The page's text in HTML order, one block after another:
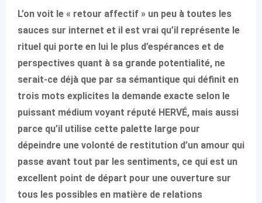
L’on voit le « retour affectif » un peu à toutes les
sauces sur internet et il est vrai qu’il représente le
rituel qui porte en lui le plus d’espérances et de
perspectives quant à sa grande potentialité, ne
serait-ce déjà que par sa sémantique qui définit en
trois mots explicites la demande exacte selon le
puissant médium voyant réputé HERVÉ, mais aussi
parce qu’il utilise cette palette large pour
dépeindre une volonté de restitution d’un amour qui
passe avant tout par les sentiments, ce qui est un
excellent point de départ pour une ouverture sur
tous les possibles en matière de relations